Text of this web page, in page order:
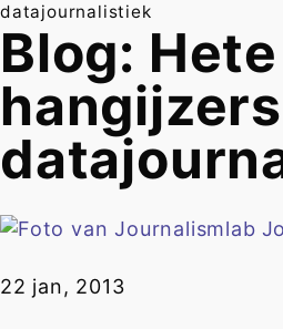
datajournalistiek
Blog: Hete
22 jan, 2013